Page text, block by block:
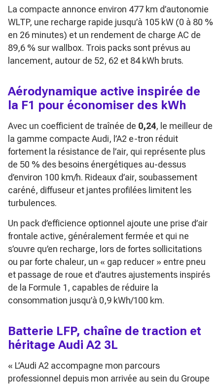
La compacte annonce environ 477 km d’autonomie
WLTP, une recharge rapide jusqu’à 105 kW (0 à 80 %
en 26 minutes) et un rendement de charge AC de
89,6 % sur wallbox. Trois packs sont prévus au
lancement, autour de 52, 62 et 84 kWh bruts.
Aérodynamique active inspirée de
la F1 pour économiser des kWh
Avec un coefficient de traînée de 0,24, le meilleur de
la gamme compacte Audi, l’A2 e-tron réduit
fortement la résistance de l’air, qui représente plus
de 50 % des besoins énergétiques au-dessus
d’environ 100 km/h. Rideaux d’air, soubassement
caréné, diffuseur et jantes profilées limitent les
turbulences.
Un pack d’efficience optionnel ajoute une prise d’air
frontale active, généralement fermée et qui ne
s’ouvre qu’en recharge, lors de fortes sollicitations
ou par forte chaleur, un « gap reducer » entre pneu
et passage de roue et d’autres ajustements inspirés
de la Formule 1, capables de réduire la
consommation jusqu’à 0,9 kWh/100 km.
Batterie LFP, chaîne de traction et
héritage Audi A2 3L
« L’Audi A2 accompagne mon parcours
professionnel depuis mon arrivée au sein du Groupe